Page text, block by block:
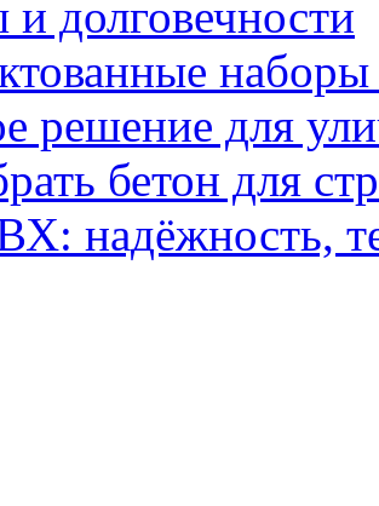
и долговечности
наборы
решение для
бетон для
надёжность,